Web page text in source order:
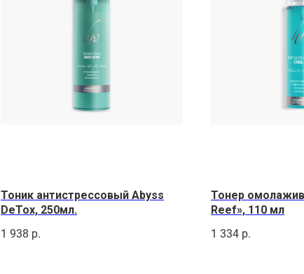
Тоник антистрессовый Abyss
DeTox, 250мл.
1 938 р.
Тонер
Reef», 110 мл
1 334 р.